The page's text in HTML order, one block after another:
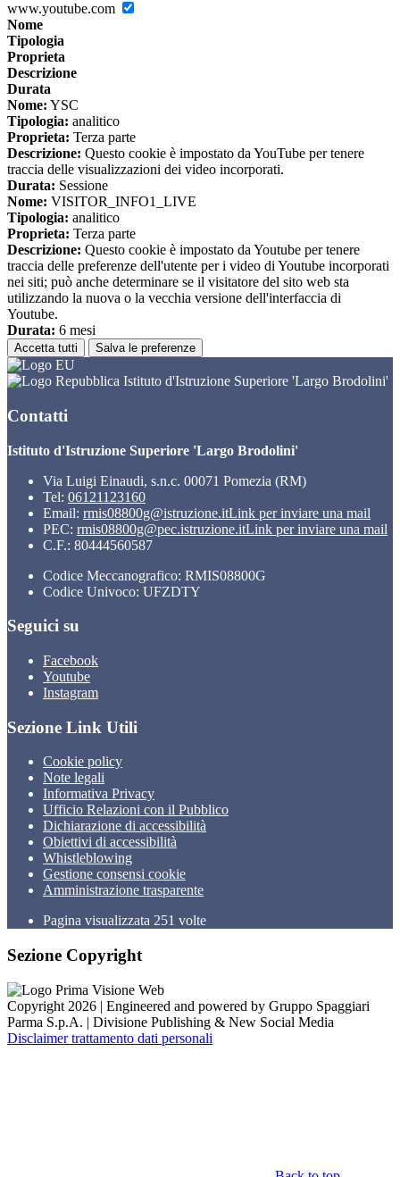
www.youtube.com
Nome
Tipologia
Proprieta
Descrizione
Durata
Nome: YSC
Tipologia: analitico
Proprieta: Terza parte
Descrizione: Questo cookie è impostato da YouTube per tenere
traccia delle visualizzazioni dei video incorporati.
Durata: Sessione
Nome: VISITOR_INFO1_LIVE
Tipologia: analitico
Proprieta: Terza parte
Descrizione: Questo cookie è impostato da Youtube per tenere
traccia delle preferenze dell'utente per i video di Youtube incorporati
nei siti; può anche determinare se il visitatore del sito web sta
utilizzando la nuova o la vecchia versione dell'interfaccia di
Youtube.
Durata: 6 mesi
Accetta tutti Salva le preferenze
Istituto d'Istruzione Superiore 'Largo Brodolini'
Contatti
Istituto d'Istruzione Superiore 'Largo Brodolini'
Via Luigi Einaudi, s.n.c. 00071 Pomezia (RM)
Tel: 06121123160
Email: rmis08800g@istruzione.itLink per inviare una mail
PEC: rmis08800g@pec.istruzione.itLink per inviare una mail
C.F.: 80444560587
Codice Meccanografico: RMIS08800G
Codice Univoco: UFZDTY
Seguici su
Facebook
Youtube
Instagram
Sezione Link Utili
Cookie policy
Note legali
Informativa Privacy
Ufficio Relazioni con il Pubblico
Dichiarazione di accessibilità
Obiettivi di accessibilità
Whistleblowing
Gestione consensi cookie
Amministrazione trasparente
Pagina visualizzata 251 volte
Sezione Copyright
Copyright 2026 | Engineered and powered by Gruppo Spaggiari
Parma S.p.A. | Divisione Publishing & New Social Media
Disclaimer trattamento dati personali